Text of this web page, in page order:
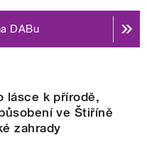
DABu
lásce k přírodě,
ve Štiříně
zahrady